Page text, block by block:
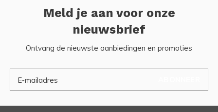
Meld je aan voor onze
nieuwsbrief
Ontvang de nieuwste aanbiedingen en promoties